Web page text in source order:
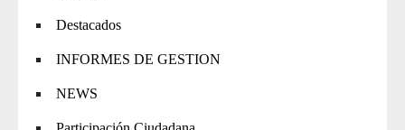
Destacados
INFORMES DE GESTION
NEWS